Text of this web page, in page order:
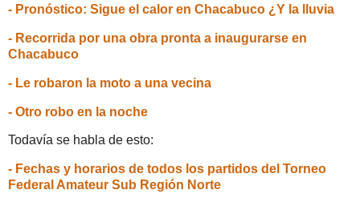
- Pronóstico: Sigue el calor en Chacabuco ¿Y la lluvia
- Recorrida por una obra pronta a inaugurarse en
Chacabuco
- Le robaron la moto a una vecina
- Otro robo en la noche
Todavía se habla de esto:
- Fechas y horarios de todos los partidos del Torneo
Federal Amateur Sub Región Norte